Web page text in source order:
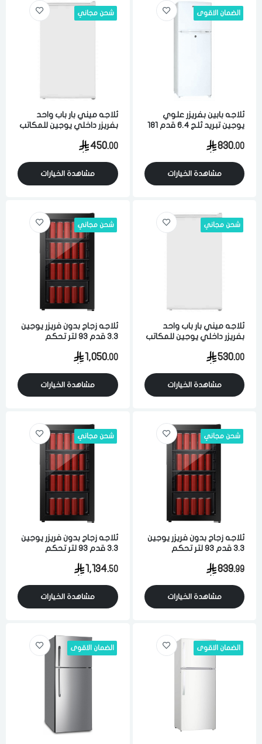
الضمان الاقوى
ثلاجه بابين بفريزر علوي
يوجين تبريد ثلج 6.4 قدم 181
830.00
مشاهدة الخيارات
شحن مجاني
ثلاجه ميني بار باب واحد
بفريزر داخلي يوجين للمكاتب
قدم 90 لتر ابيض450.00
مشاهدة الخيارات
شحن مجاني
ثلاجه ميني بار باب واحد
بفريزر داخلي يوجين للمكاتب
قدم 90 لتر ابيض530.00
مشاهدة الخيارات
شحن مجاني
ثلاجه زجاج بدون فريزر يوجين
3.3 قدم 93 لتر تحكم
والصالات وغرف النوم اسود
1,050.00
مشاهدة الخيارات
شحن مجاني
ثلاجه زجاج بدون فريزر يوجين
3.3 قدم 93 لتر تحكم
والصالات وغرف النوم اسود
839.99
مشاهدة الخيارات
شحن مجاني
ثلاجه زجاج بدون فريزر يوجين
3.3 قدم 93 لتر تحكم
والصالات وغرف النوم اسود
1,134.50
مشاهدة الخيارات
الضمان الاقوى الضمان الاقوى